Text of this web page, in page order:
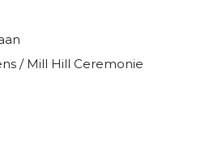
/ Mill Hill Ceremonie